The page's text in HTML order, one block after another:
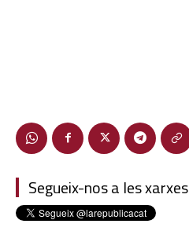
Segueix-nos a les xarxes